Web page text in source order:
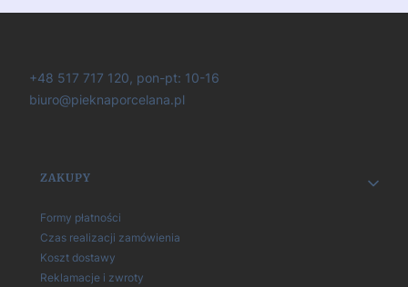
+48 517 717 120, pon-pt: 10-16
biuro@pieknaporcelana.pl
Linki w stopce
ZAKUPY
Formy płatności
Czas realizacji zamówienia
Koszt dostawy
Reklamacje i zwroty